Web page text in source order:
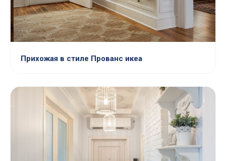
Прихожая в стиле Прованс икеа